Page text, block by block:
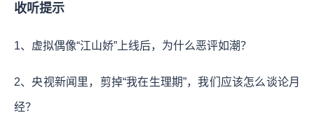
收听提示
1、虚拟偶像“江山娇”上线后，为什么恶评如潮？
2、央视新闻里，剪掉“我在生理期”，我们应该怎么谈论月
经？